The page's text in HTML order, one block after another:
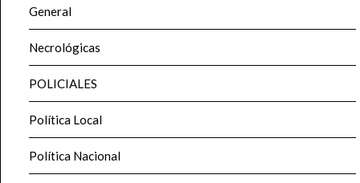
General
Necrológicas
POLICIALES
Política Local
Política Nacional